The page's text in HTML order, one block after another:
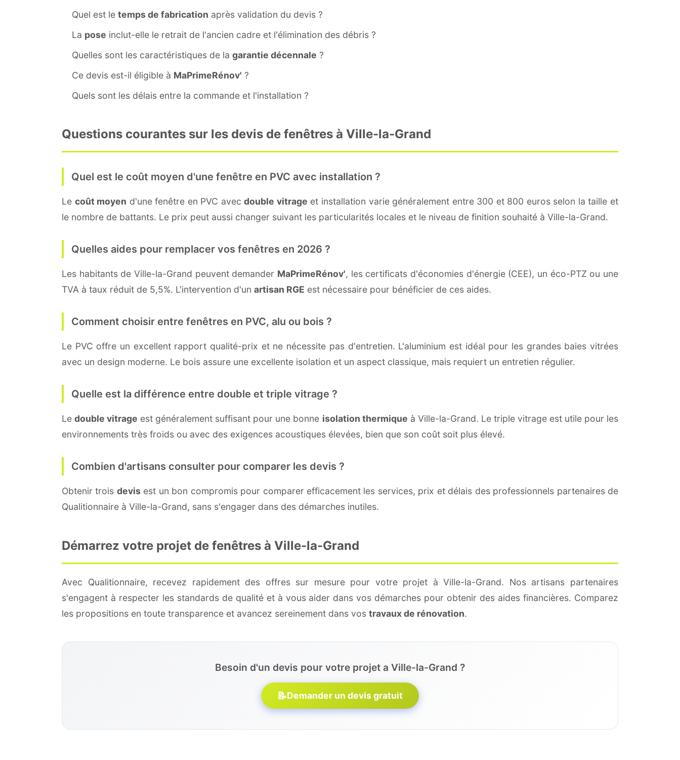
Quel est le temps de fabrication après validation du devis ?
La pose inclut-elle le retrait de l'ancien cadre et l'élimination des débris ?
Quelles sont les caractéristiques de la garantie décennale ?
Ce devis est-il éligible à MaPrimeRénov' ?
Quels sont les délais entre la commande et l'installation ?
Questions courantes sur les devis de fenêtres à Ville-la-Grand
Quel est le coût moyen d'une fenêtre en PVC avec installation ?
Le coût moyen d'une fenêtre en PVC avecdouble vitrage et installation varie généralement entre 300 et 800 euros selon la taille et
le nombre de battants. Le prix peut aussi changer suivant les particularités locales et le niveau de finition souhaité à Ville-la-Grand.
Quelles aides pour remplacer vos fenêtres en 2026 ?
Les habitants de Ville-la-Grand peuvent demander MaPrimeRénov', les certificats d'économies d'énergie (CEE), un éco-PTZ ou une
TVA à taux réduit de 5,5%. L'intervention d'un artisan RGE est nécessaire pour bénéficier de ces aides.
Comment choisir entre fenêtres en PVC, alu ou bois ?
Le PVC offre un excellent rapport qualité-prix et ne nécessite pas d'entretien. L'aluminium est idéal pour les grandes baies vitrées
avec un design moderne. Le bois assure une excellente isolation et un aspect classique, mais requiert un entretien régulier.
Quelle est la différence entre double et triple vitrage ?
Ledouble vitrage est généralement suffisant pour une bonne isolation thermique à Ville-la-Grand. Le triple vitrage est utile pour les
environnements très froids ou avec des exigences acoustiques élevées, bien que son coût soit plus élevé.
Combien d'artisans consulter pour comparer les devis ?
Obtenir trois devisest un bon compromis pour comparer efficacement les services, prix et délais des professionnels partenaires de
Qualitionnaire à Ville-la-Grand, sans s'engager dans des démarches inutiles.
Démarrez votre projet de fenêtres à Ville-la-Grand
Avec Qualitionnaire, recevez rapidement des offres sur mesure pour votre projet à Ville-la-Grand. Nos artisans partenaires
s'engagent à respecter les standards de qualité et à vous aider dans vos démarches pour obtenir des aides financières. Comparez
les propositions en toute transparence et avancez sereinement dans vos travaux de rénovation.
Besoin d'un devis pour votre projet a Ville-la-Grand ?
📝Demander un devis gratuit